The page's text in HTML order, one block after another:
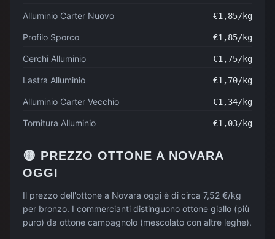
Alluminio Carter Nuovo €1,85/kg
Profilo Sporco €1,85/kg
Cerchi Alluminio €1,75/kg
Lastra Alluminio €1,70/kg
Alluminio Carter Vecchio €1,34/kg
Tornitura Alluminio €1,03/kg
🟡 PREZZO OTTONE A NOVARA
OGGI
Il prezzo dell'ottone a Novara oggi è di circa 7,52 €/kg
per bronzo. I commercianti distinguono ottone giallo (più
puro) da ottone campagnolo (mescolato con altre leghe).